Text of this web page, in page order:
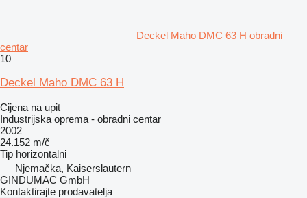
Deckel Maho DMC 63 H obradni
centar
10
Deckel Maho DMC 63 H
Cijena na upit
Industrijska oprema - obradni centar
2002
24.152 m/č
Tip horizontalni
Njemačka, Kaiserslautern
GINDUMAC GmbH
Kontaktirajte prodavatelja